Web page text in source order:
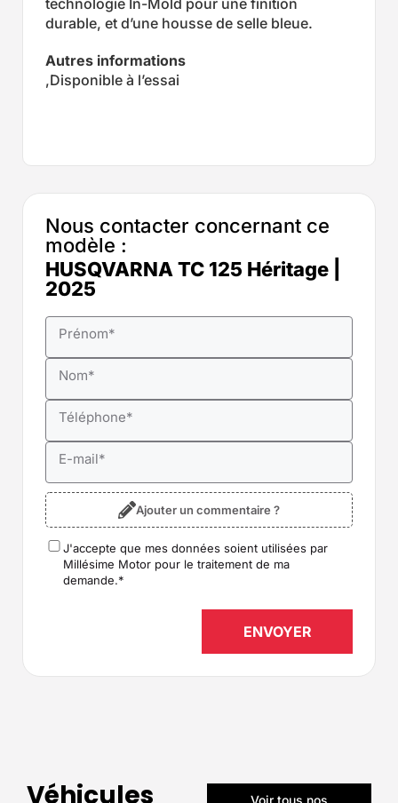
technologie In-Mold pour une finition
durable, et d’une housse de selle bleue.
Autres informations
,Disponible à l’essai
Nous contacter concernant ce
modèle :
HUSQVARNA TC 125 Héritage |
2025
Prénom*
Nom*
Téléphone*
E-mail*
Ajouter un commentaire ?
RGPD*
J'accepte que mes données soient utilisées par
Millésime Motor pour le traitement de ma
demande.*
Véhicules
Voir tous nos